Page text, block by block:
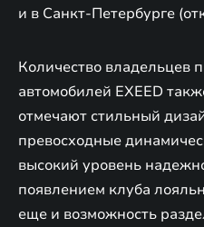
и в Санкт-Петербурге
Количество владельцев
автомобилей EXEED
отмечают стильный
превосходные
высокий уровень
появлением клуба
еще и возможность